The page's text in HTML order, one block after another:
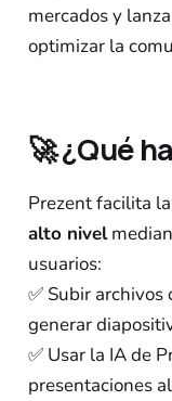
mercados y
optimizar la
🚀¿Qué
Prezent facilita
alto nivel
usuarios:
✅ Subir archivos
generar
✅ Usar la IA de
presentaciones